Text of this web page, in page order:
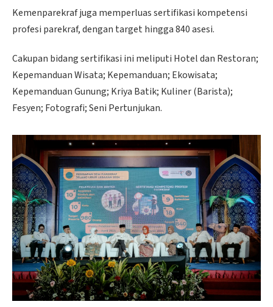
Kemenparekraf juga memperluas sertifikasi kompetensi
profesi parekraf, dengan target hingga 840 asesi.
Cakupan bidang sertifikasi ini meliputi Hotel dan Restoran;
Kepemanduan Wisata; Kepemanduan; Ekowisata;
Kepemanduan Gunung; Kriya Batik; Kuliner (Barista);
Fesyen; Fotografi; Seni Pertunjukan.